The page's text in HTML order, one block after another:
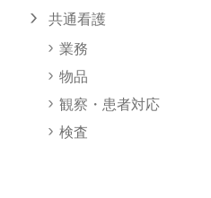
共通看護
業務
物品
観察・患者対応
検査